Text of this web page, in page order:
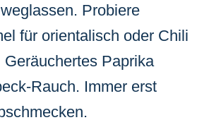
Probiere
für orientalisch oder Chili
Geräuchertes Paprika
Rauch. Immer erst